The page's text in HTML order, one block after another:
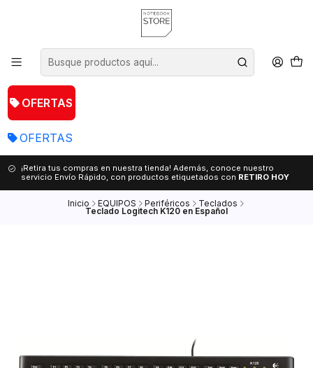
OFERTAS
OFERTAS
¡Retira tus compras en nuestra tienda! Además, conoce nuestro
servicio Envío Rápido, con productos etiquetados con RETIRO HOY
Inicio EQUIPOS Periféricos Teclados
Teclado Logitech K120 en Español